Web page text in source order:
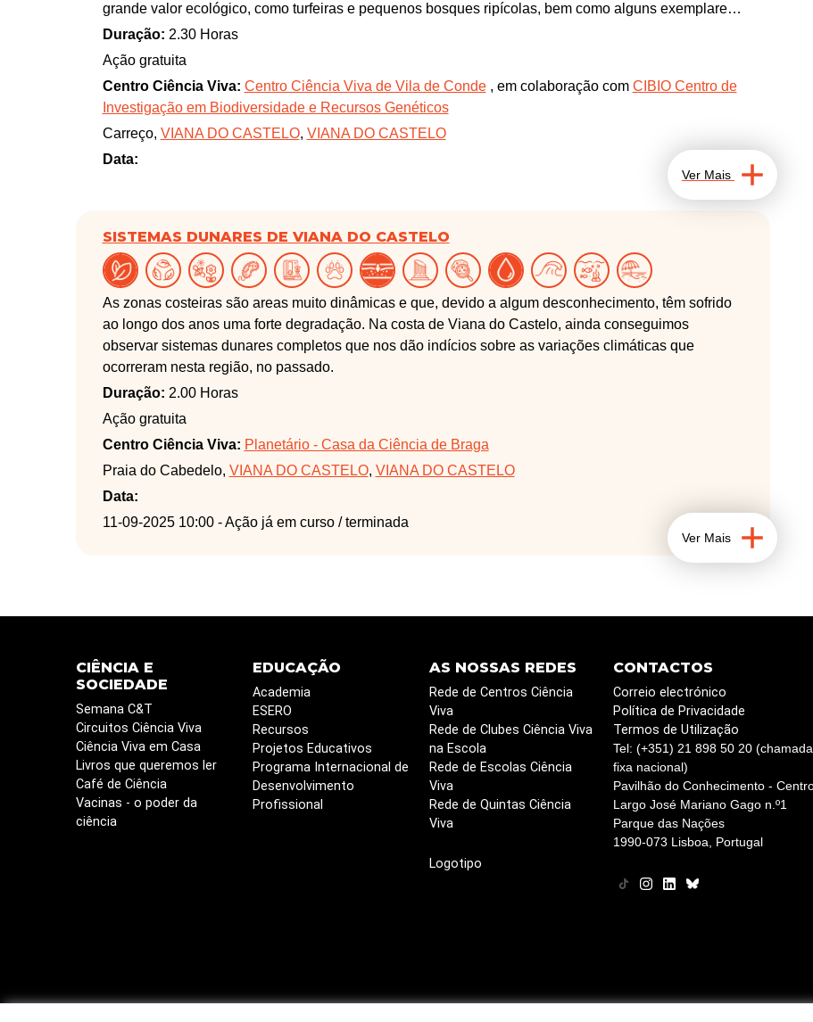
grande valor ecológico, como turfeiras e pequenos bosques ripícolas, bem como alguns exemplares
isolados de sobreiros e azevinhos. É nestes habitats que existe a possibilidade de observar
Garranos, uma raça ancestral de póneis da montanha que vive em estado semisselvagem e
representa um valioso património ecológico e cultural do Alto Minho.
Com a participação da investigadora do CIBIO Joana Freitas.
Duração: 2.30 Horas
Ação gratuita
Centro Ciência Viva: Centro Ciência Viva de Vila de Conde, em colaboração com CIBIO Centro de
Investigação em Biodiversidade e Recursos Genéticos
Carreço, VIANA DO CASTELO, VIANA DO CASTELO
Data:
Ver Mais
SISTEMAS DUNARES DE VIANA DO CASTELO
As zonas costeiras são areas muito dinâmicas e que, devido a algum desconhecimento, têm sofrido
ao longo dos anos uma forte degradação. Na costa de Viana do Castelo, ainda conseguimos
observar sistemas dunares completos que nos dão indícios sobre as variações climáticas que
ocorreram nesta região, no passado.
Duração: 2.00 Horas
Ação gratuita
Centro Ciência Viva: Planetário - Casa da Ciência de Braga
Praia do Cabedelo, VIANA DO CASTELO, VIANA DO CASTELO
Data:
11-09-2025 10:00 - Ação já em curso / terminada
Ver Mais
CIÊNCIA E
SOCIEDADE
Semana C&T
Circuitos Ciência Viva
Ciência Viva em Casa
Livros que queremos ler
Café de Ciência
Vacinas - o poder da
ciência
EDUCAÇÃO
Academia
ESERO
Recursos
Projetos Educativos
Programa Internacional de
Desenvolvimento
Profissional
AS NOSSAS REDES
Rede de Centros Ciência
Viva
Rede de Clubes Ciência Viva
na Escola
Rede de Escolas Ciência
Viva
Rede de Quintas Ciência
Viva
Logotipo
CONTACTOS
Correio electrónico
Política de Privacidade
Termos de Utilização
Tel: (+351) 21 898 50 20
fixa nacional)
Pavilhão do Conhecimento -
Largo José Mariano Gago n.º1
Parque das Nações
1990-073 Lisboa, Portugal